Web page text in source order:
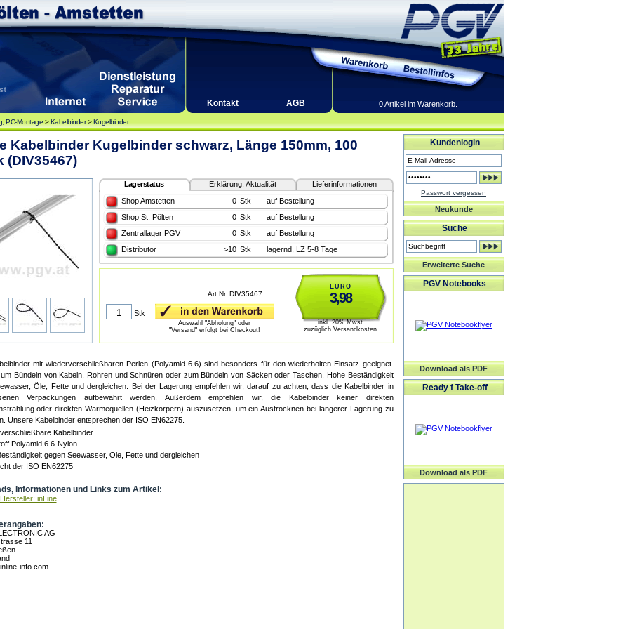
Kontakt AGB 0 Artikel im Warenkorb.
PC-Montage >Kabelbinder>Kugelbinder
Kabelbinder Kugelbinder schwarz, Länge 150mm, 100
(DIV35467)
Lagerstatus Erklärung, Aktualität
Lieferinformationen
Shop Amstetten
0 Stk
auf Bestellung
Shop St. Pölten
0 Stk
auf Bestellung
Zentrallager PGV
0 Stk
auf Bestellung
Distributor
>10 Stk lagernd, LZ 5-8 Tage
EURO
3,98
inkl. 20% Mwst
zuzüglich Versandkosten
Art.Nr. DIV35467
Stk
Auswahl "Abholung" oder
"Versand" erfolgt bei Checkout!
mit wiederverschließbaren Perlen (Polyamid 6.6) sind besonders für den wiederholten Einsatz geeignet.
Bündeln von Kabeln, Rohren und Schnüren oder zum Bündeln von Säcken oder Taschen. Hohe Beständigkeit
Öle, Fette und dergleichen. Bei der Lagerung empfehlen wir, darauf zu achten, dass die Kabelbinder in
Verpackungen aufbewahrt werden. Außerdem empfehlen wir, die Kabelbinder keiner direkten
oder direkten Wärmequellen (Heizkörpern) auszusetzen, um ein Austrocknen bei längerer Lagerung zu
Unsere Kabelbinder entsprechen der ISO EN62275.
Kabelbinder
Polyamid 6.6-Nylon
gegen Seewasser, Öle, Fette und dergleichen
der ISO EN62275
Informationen und Links zum Artikel:
inLine
AG
11
info.com
Kundenlogin
Passwort vergessen
Neukunde
Suche
Erweiterte Suche
PGV Notebooks
Download als PDF
Ready f Take-off
Download als PDF